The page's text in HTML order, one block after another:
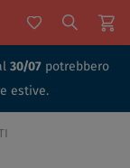
30/07 potrebbero
estive.